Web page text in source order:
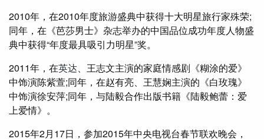
2010年，在2010年度旅游盛典中获得十大明星旅行家殊荣;
同年，在《芭莎男士》杂志举办的中国品位成功年度人物盛
典中获得“年度最具吸引力明星”奖。
2011年，在英达 、王志文主演的家庭情感剧《糊涂的爱》
中饰演陈紫萱;同年，在赵有亮、王慧娴主演的《白玫瑰》
中饰演徐安萍;同年，与陆毅合作出版书籍《陆毅鲍蕾：爱
上爱情》。
2015年2月17日，参加2015年中央电视台春节联欢晚会，